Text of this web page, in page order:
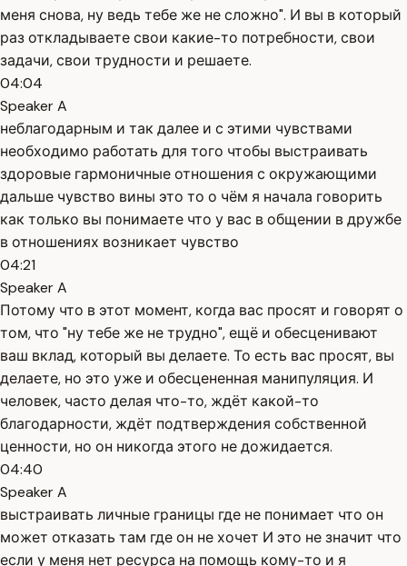
меня снова, ну ведь тебе же не сложно". И вы в который
раз откладываете свои какие-то потребности, свои
задачи, свои трудности и решаете.
04:04
Speaker A
неблагодарным и так далее и с этими чувствами
необходимо работать для того чтобы выстраивать
здоровые гармоничные отношения с окружающими
дальше чувство вины это то о чём я начала говорить
как только вы понимаете что у вас в общении в дружбе
в отношениях возникает чувство
04:21
Speaker A
Потому что в этот момент, когда вас просят и говорят о
том, что "ну тебе же не трудно", ещё и обесценивают
ваш вклад, который вы делаете. То есть вас просят, вы
делаете, но это уже и обесцененная манипуляция. И
человек, часто делая что-то, ждёт какой-то
благодарности, ждёт подтверждения собственной
ценности, но он никогда этого не дожидается.
04:40
Speaker A
выстраивать личные границы где не понимает что он
может отказать там где он не хочет И это не значит что
если у меня нет ресурса на помощь кому-то и я